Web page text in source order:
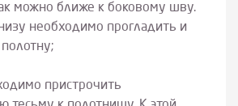
можно ближе к боковому шву.
необходимо прогладить и
пристрочить